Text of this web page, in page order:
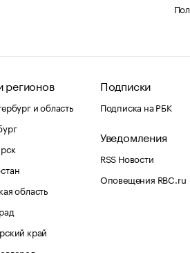
регионов
и область
область
край
Подписки
Подписка на РБК
Уведомления
RSS Новости
Оповещения RBC.ru